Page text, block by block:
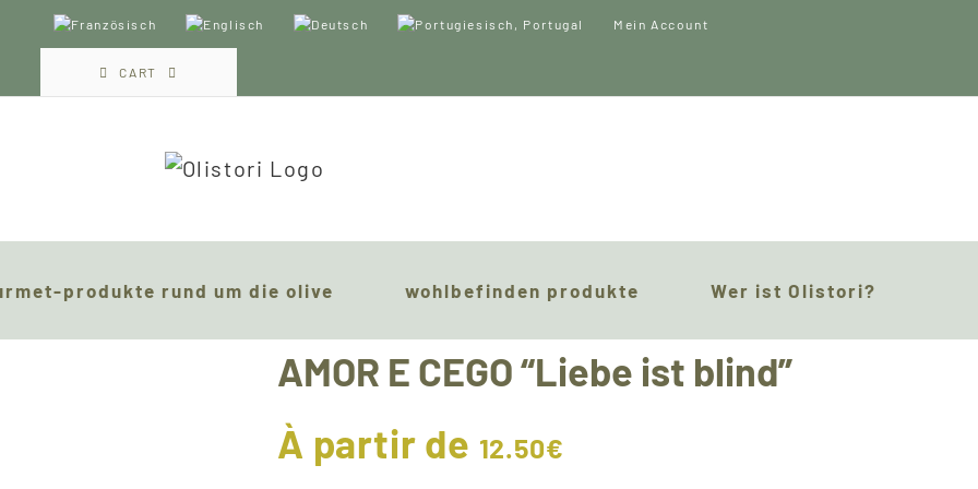
Mein Account
CART
produkte rund um die olive wohlbefinden produkte Wer ist Olistori?
AMOR E CEGO “Liebe ist blind”
À partir de 12.50€